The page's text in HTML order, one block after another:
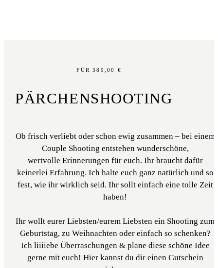
FÜR 389,00 €
PÄRCHENSHOOTING
Ob frisch verliebt oder schon ewig zusammen – bei einem
Couple Shooting entstehen wunderschöne,
wertvolle Erinnerungen für euch. Ihr braucht dafür
keinerlei Erfahrung. Ich halte euch ganz natürlich und so
fest, wie ihr wirklich seid. Ihr sollt einfach eine tolle Zeit
haben!
Ihr wollt eurer Liebsten/eurem Liebsten ein Shooting zum
Geburtstag, zu Weihnachten oder einfach so schenken?
Ich liiiiebe Überraschungen & plane diese schöne Idee
gerne mit euch! Hier kannst du dir einen Gutschein